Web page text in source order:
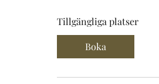
r
t
1
Tillgängliga platser
Boka